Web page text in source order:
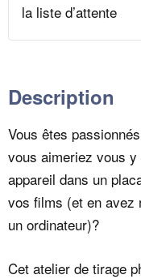
la liste d’attente
Description
Vous êtes
vous aimeriez vous
appareil dans un
vos films (et en avez
un ordinateur)?
Cet atelier de tirage